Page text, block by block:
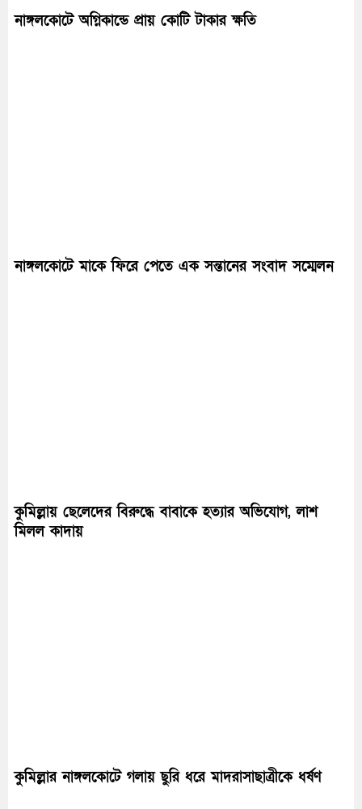
নাঙ্গলকোটে অগ্নিকান্ডে প্রায় কোটি টাকার ক্ষতি
নাঙ্গলকোটে মাকে ফিরে পেতে এক সন্তানের সংবাদ সম্মেলন
কুমিল্লায় ছেলেদের বিরুদ্ধে বাবাকে হত্যার অভিযোগ, লাশ
মিলল কাদায়
কুমিল্লার নাঙ্গলকোটে গলায় ছুরি ধরে মাদরাসাছাত্রীকে ধর্ষণ